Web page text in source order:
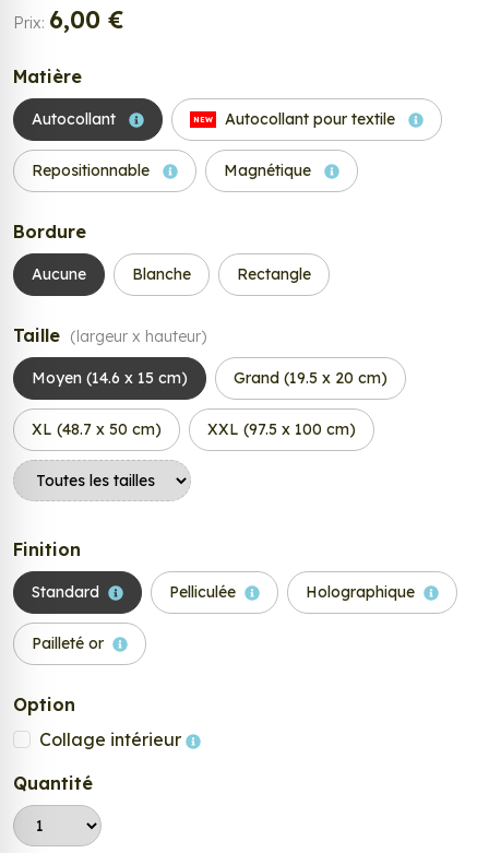
Prix: 6,00 €
Matière
Autocollant NEW Autocollant pour textile
Repositionnable Magnétique
Bordure
Aucune Blanche Rectangle
Taille (largeur x hauteur)
Moyen (14.6 x 15 cm) Grand (19.5 x 20 cm)
XL (48.7 x 50 cm) XXL (97.5 x 100 cm)
Finition
Standard Pelliculée Holographique
Pailleté or
Option
Collage intérieur
Quantité